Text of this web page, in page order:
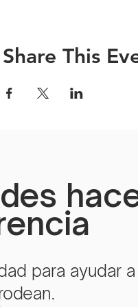
Share This
para ayudar